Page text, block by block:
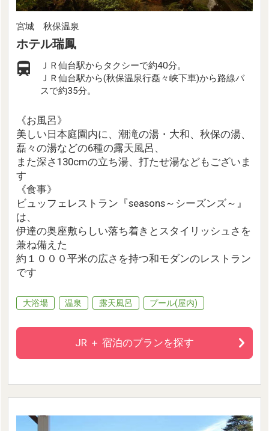
宮城 秋保温泉
ホテル瑞鳳
ＪＲ仙台駅からタクシーで約40分。
ＪＲ仙台駅から(秋保温泉行磊々峡下車)から路線バ
スで約35分。
《お風呂》
美しい日本庭園内に、潮滝の湯・大和、秋保の湯、
磊々の湯などの6種の露天風呂、
また深さ130cmの立ち湯、打たせ湯などもございま
す
《食事》
ビュッフェレストラン『seasons～シーズンズ～』
は、
伊達の奥座敷らしい落ち着きとスタイリッシュさを
兼ね備えた
約１０００平米の広さを持つ和モダンのレストラン
です
大浴場 温泉 露天風呂 プール(屋内)
JR ＋ 宿泊のプランを探す